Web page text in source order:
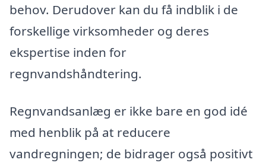
behov. Derudover kan du få indblik i de
forskellige virksomheder og deres
ekspertise inden for
regnvandshåndtering.
Regnvandsanlæg er ikke bare en god idé
med henblik på at reducere
vandregningen; de bidrager også positivt